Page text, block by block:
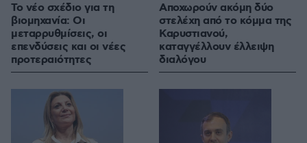
Το νέο σχέδιο για τη
βιομηχανία: Οι
μεταρρυθμίσεις, οι
επενδύσεις και οι νέες
προτεραιότητες
Αποχωρούν ακόμη δύο
στελέχη από το κόμμα της
Καρυστιανού,
καταγγέλλουν έλλειψη
διαλόγου